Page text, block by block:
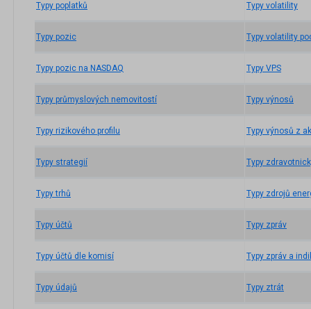
Typy poplatků
Typy pozic
Typy pozic na NASDAQ
Typy průmyslových nemovitostí
Typy rizikového profilu
Typy strategií
Typy trhů
Typy účtů
Typy účtů dle komisí
Typy údajů
Typy volatility
Typy volatility
Typy VPS
Typy výnosů
Typy výnosů z
Typy
Typy zdrojů
Typy zpráv
Typy zpráv a
Typy ztrát